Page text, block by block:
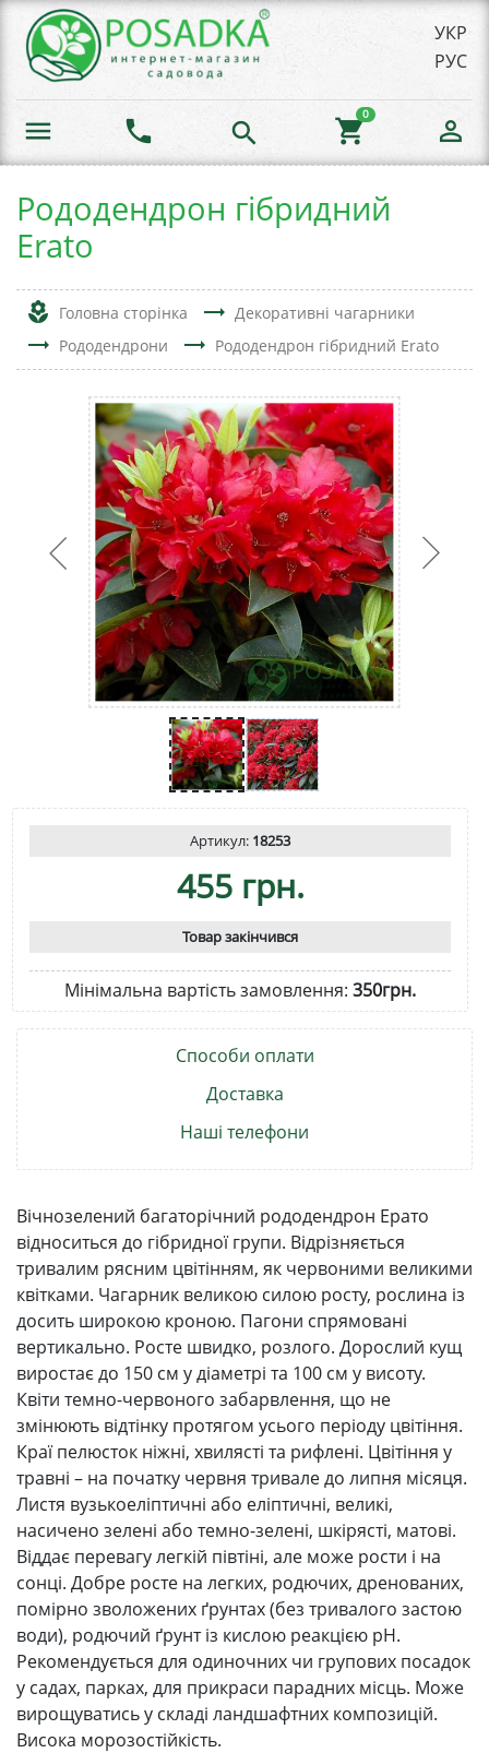
УКР
РУС
menu phone search shopping_cart
0
person_outline
Рододендрон гібридний
Erato
local_florist Головна сторінка trending_flat Декоративні чагарники
trending_flat Рододендрони trending_flat Рододендрон гібридний Erato
Артикул: 18253
455 грн.
Товар закінчився
Мінімальна вартість замовлення: 350грн.
Способи оплати
Доставка
Наші телефони
Вічнозелений багаторічний рододендрон Ерато
відноситься до гібридної групи. Відрізняється
тривалим рясним цвітінням, як червоними великими
квітками. Чагарник великою силою росту, рослина із
досить широкою кроною. Пагони спрямовані
вертикально. Росте швидко, розлого. Дорослий кущ
виростає до 150 см у діаметрі та 100 см у висоту.
Квіти темно-червоного забарвлення, що не
змінюють відтінку протягом усього періоду цвітіння.
Краї пелюсток ніжні, хвилясті та рифлені. Цвітіння у
травні – на початку червня тривале до липня місяця.
Листя вузькоеліптичні або еліптичні, великі,
насичено зелені або темно-зелені, шкірясті, матові.
Віддає перевагу легкій півтіні, але може рости і на
сонці. Добре росте на легких, родючих, дренованих,
помірно зволожених ґрунтах (без тривалого застою
води), родючий ґрунт із кислою реакцією pH.
Рекомендується для одиночних чи групових посадок
у садах, парках, для прикраси парадних місць. Може
вирощуватись у складі ландшафтних композицій.
Висока морозостійкість.